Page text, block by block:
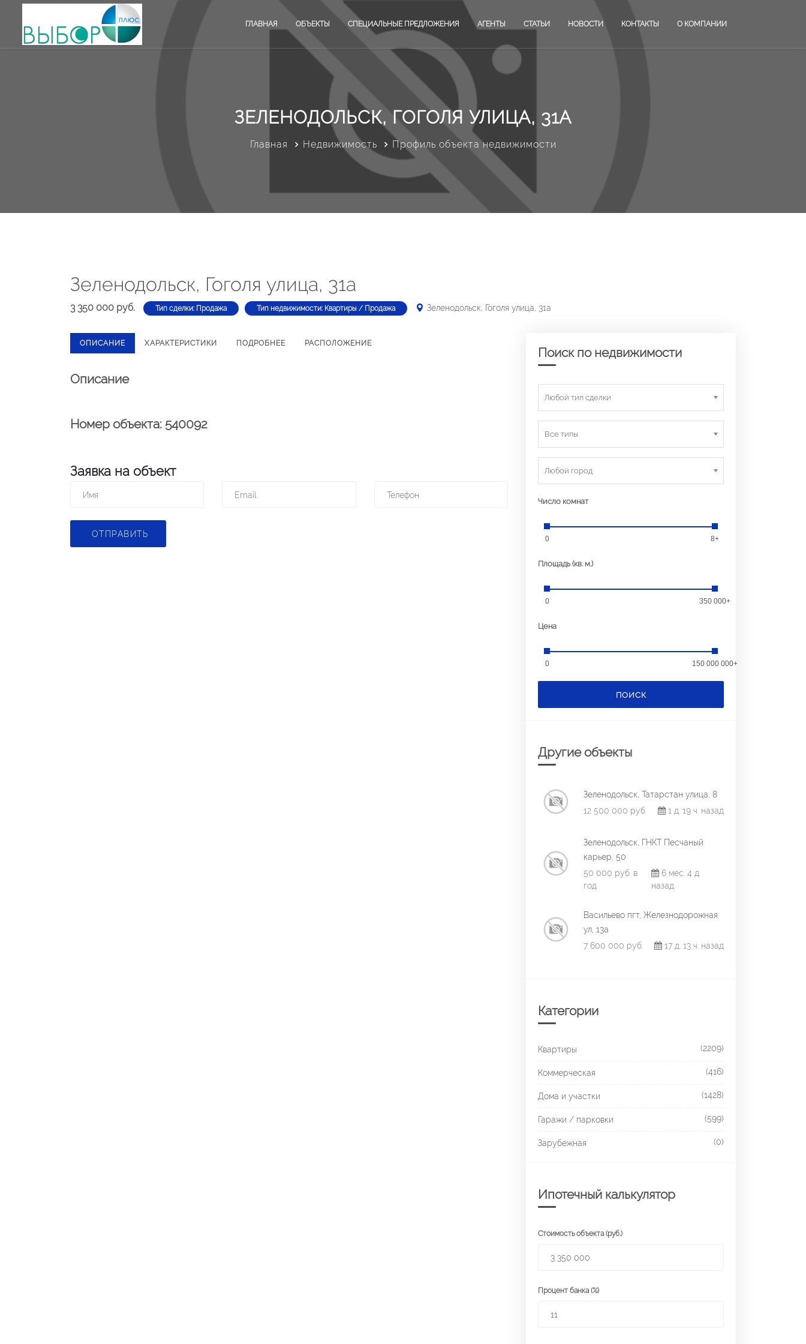
ГЛАВНАЯ ОБЪЕКТЫ СПЕЦИАЛЬНЫЕ ПРЕДЛОЖЕНИЯ АГЕНТЫ СТАТЬИ НОВОСТИ КОНТАКТЫ О КОМПАНИИ
ЗЕЛЕНОДОЛЬСК, ГОГОЛЯ УЛИЦА, 31А
Главная Недвижимость Профиль объекта недвижимости
Зеленодольск, Гоголя улица, 31а
3 350 000 руб. Тип сделки: Продажа Тип недвижимости: Квартиры / Продажа Зеленодольск, Гоголя улица, 31а
ОПИСАНИЕ ХАРАКТЕРИСТИКИ ПОДРОБНЕЕ РАСПОЛОЖЕНИЕ
Описание
Номер объекта: 540092
Заявка на объект
ОТПРАВИТЬ
Поиск по недвижимости
Любой тип сделки
Все типы
Любой город
Число комнат
0 8+
Площадь (кв. м.)
0 350 000+
Цена
0 150 000 000+
ПОИСК
Другие объекты
Зеленодольск, Татарстан улица, 8
12 500 000 руб.
1 д. 19 ч. назад
Зеленодольск, ГНКТ Песчаный
карьер, 50
50 000 руб. в
год
6 мес. 4 д.
назад
Васильево пгт, Железнодорожная
ул, 13а
7 600 000 руб.
17 д. 13 ч. назад
Категории
Квартиры (2209)
Коммерческая (416)
Дома и участки (1428)
Гаражи / парковки (599)
Зарубежная (0)
Ипотечный калькулятор
Стоимость объекта (руб.)
Процент банка (%)